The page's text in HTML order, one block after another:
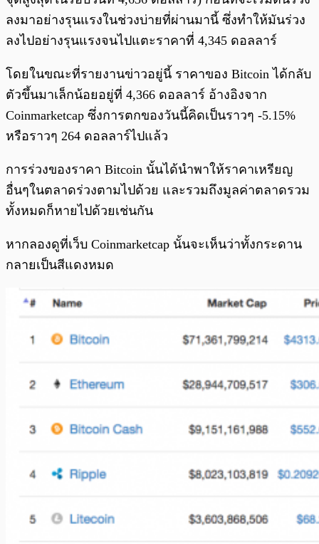
ลงมาอย่างรุนแรงในช่วงบ่ายที่ผ่านมานี้ ซึ่งทำให้มันร่วง
ลงไปอย่างรุนแรงจนไปแตะราคาที่ 4,345 ดอลลาร์
โดยในขณะที่รายงานข่าวอยู่นี้ ราคาของ Bitcoin ได้กลับ
ตัวขึ้นมาเล็กน้อยอยู่ที่ 4,366 ดอลลาร์ อ้างอิงจาก
Coinmarketcap ซึ่งการตกของวันนี้คิดเป็นราวๆ -5.15%
หรือราวๆ 264 ดอลลาร์ไปแล้ว
การร่วงของราคา Bitcoin นั้นได้นำพาให้ราคาเหรียญ
อื่นๆในตลาดร่วงตามไปด้วย และรวมถึงมูลค่าตลาดรวม
ทั้งหมดก็หายไปด้วยเช่นกัน
หากลองดูที่เว็บ Coinmarketcap นั้นจะเห็นว่าทั้งกระดาน
กลายเป็นสีแดงหมด